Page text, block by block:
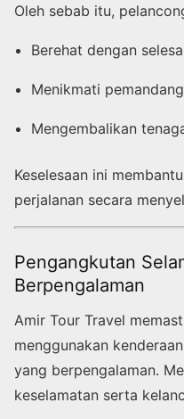
Oleh sebab itu,
Berehat dengan selesa
Menikmati
Mengembalikan
Keselesaan ini
perjalanan secara
Pengangkutan
Berpengalaman
Amir Tour Travel
menggunakan
yang berpengalaman.
keselamatan serta